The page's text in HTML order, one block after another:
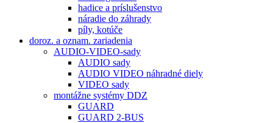
hadice a príslušenstvo
náradie do záhrady
píly, kotúče
doroz. a oznam. zariadenia
AUDIO-VIDEO-sady
AUDIO sady
AUDIO VIDEO náhradné diely
VIDEO sady
montážne systémy DDZ
GUARD
GUARD 2-BUS